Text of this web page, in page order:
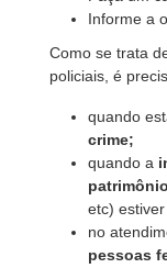
Informe a
Como se trata
policiais, é
quando
crime;
quando a
patrimônio
etc)
no
pessoas